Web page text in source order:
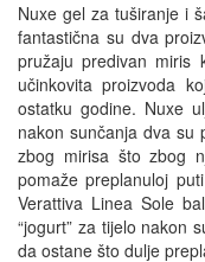
Nuxe gel za tuširanje i
fantastična su dva
pružaju predivan
učinkovita proizvoda
ostatku godine. Nuxe
nakon sunčanja dva su
zbog mirisa što zbog
pomaže preplanuloj
Verattiva Linea Sole
“jogurt” za tijelo nakon
da ostane što dulje